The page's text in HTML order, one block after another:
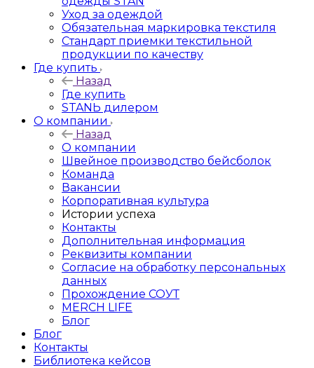
Уход за одеждой
Обязательная маркировка текстиля
Стандарт приемки текстильной
продукции по качеству
Где купить
Назад
Где купить
STANЬ дилером
О компании
Назад
О компании
Швейное производство бейсболок
Команда
Вакансии
Корпоративная культура
Истории успеха
Контакты
Дополнительная информация
Реквизиты компании
Согласие на обработку персональных
данных
Прохождение СОУТ
MERCH LIFE
Блог
Блог
Контакты
Библиотека кейсов